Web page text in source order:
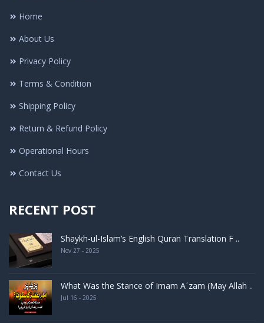
Home
About Us
Privacy Policy
Terms & Condition
Shipping Policy
Return & Refund Policy
Operational Hours
Contact Us
RECENT POST
Shaykh-ul-Islam’s English Quran Translation F ..
Nov 27 - 2025
What Was the Stance of Imam Aʿzam (May Allah ..
Jul 16 - 2025